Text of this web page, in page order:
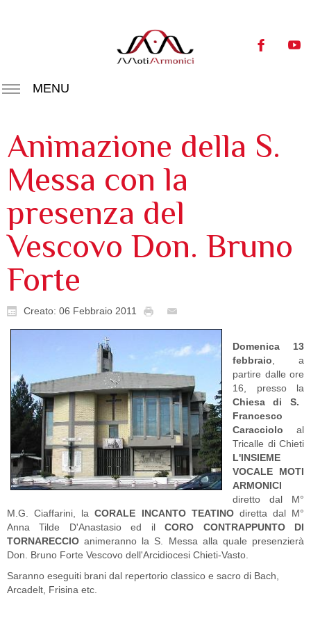
MENU
Animazione della S.
Messa con la
presenza del
Vescovo Don. Bruno
Forte
Creato: 06 Febbraio 2011
Domenica 13
febbraio , a
partire dalle ore
16, presso la
Chiesa di S.
Francesco
Caracciolo al
Tricalle di Chieti
L'INSIEME
VOCALE MOTI
ARMONICI
diretto dal M°
M.G. Ciaffarini, laCORALE INCANTO TEATINOdiretta dal M°
Anna Tilde D'Anastasio ed ilCORO CONTRAPPUNTO DI
TORNARECCIO animeranno la S. Messa alla quale presenzierà
Don. Bruno Forte Vescovo dell'Arcidiocesi Chieti-Vasto.
Saranno eseguiti brani dal repertorio classico e sacro di Bach,
Arcadelt, Frisina etc.